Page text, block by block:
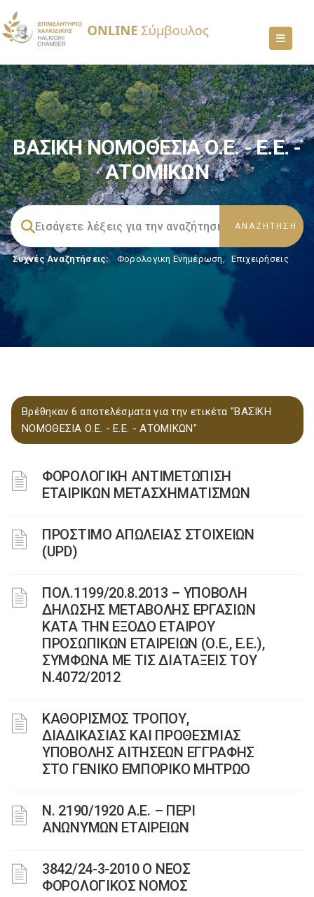
ΒΑΣΙΚΗ ΝΟΜΟΘΕΣΙΑ Ο.Ε. - Ε.Ε. -
ΑΤΟΜΙΚΩΝ
Συχνές Αναζητήσεις: Φορολογικη Ενημέρωση, Επιχειρήσεις
Βρέθηκαν 6 αποτελέσματα για την ετικέτα "ΒΑΣΙΚΗ
ΝΟΜΟΘΕΣΙΑ Ο.Ε. - Ε.Ε. - ΑΤΟΜΙΚΩΝ"
ΦΟΡΟΛΟΓΙΚΗ ΑΝΤΙΜΕΤΩΠΙΣΗ
ΕΤΑΙΡΙΚΩΝ ΜΕΤΑΣΧΗΜΑΤΙΣΜΩΝ
ΠΡΟΣΤΙΜΟ ΑΠΩΛΕΙΑΣ ΣΤΟΙΧΕΙΩΝ
(UPD)
ΠΟΛ.1199/20.8.2013 – ΥΠΟΒΟΛΗ
ΔΗΛΩΣΗΣ ΜΕΤΑΒΟΛΗΣ ΕΡΓΑΣΙΩΝ
ΚΑΤΑ ΤΗΝ ΕΞΟΔΟ ΕΤΑΙΡΟΥ
ΠΡΟΣΩΠΙΚΩΝ ΕΤΑΙΡΕΙΩΝ (Ο.Ε., Ε.Ε.),
ΣΥΜΦΩΝΑ ΜΕ ΤΙΣ ΔΙΑΤΑΞΕΙΣ ΤΟΥ
Ν.4072/2012
ΚΑΘΟΡΙΣΜΟΣ ΤΡΟΠΟΥ,
ΔΙΑΔΙΚΑΣΙΑΣ ΚΑΙ ΠΡΟΘΕΣΜΙΑΣ
ΥΠΟΒΟΛΗΣ ΑΙΤΗΣΕΩΝ ΕΓΓΡΑΦΗΣ
ΣΤΟ ΓΕΝΙΚΟ ΕΜΠΟΡΙΚΟ ΜΗΤΡΩΟ
Ν. 2190/1920 Α.Ε. – ΠΕΡΙ
ΑΝΩΝΥΜΩΝ ΕΤΑΙΡΕΙΩΝ
3842/24-3-2010 Ο ΝΕΟΣ
ΦΟΡΟΛΟΓΙΚΟΣ ΝΟΜΟΣ